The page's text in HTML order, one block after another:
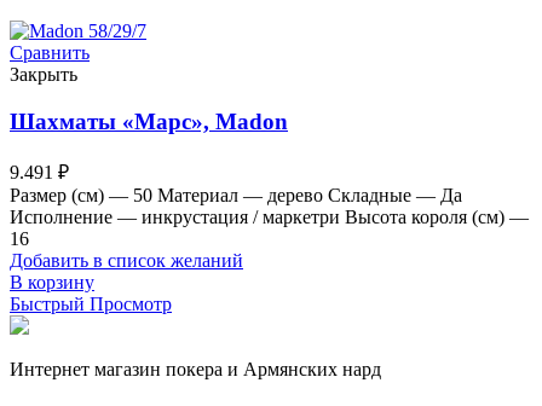
Сравнить
Закрыть
Шахматы «Марс», Madon
9.491 ₽
Размер (см) — 50 Материал — дерево Складные — Да
Исполнение — инкрустация / маркетри Высота короля (см) —
16
Добавить в список желаний
В корзину
Быстрый Просмотр
Интернет магазин покера и Армянских нард